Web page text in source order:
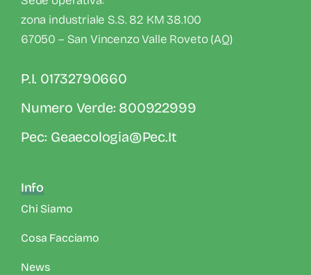
zona industriale S.S. 82 KM 38.100
67050 – San Vincenzo Valle Roveto (AQ)
P.I. 01732790660
Numero Verde: 800922999
Pec: Geaecologia@pec.it
Info
Chi Siamo
Cosa Facciamo
News